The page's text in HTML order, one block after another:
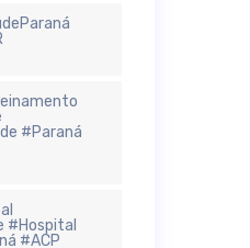
#Paraná
#Hospital
#ACP